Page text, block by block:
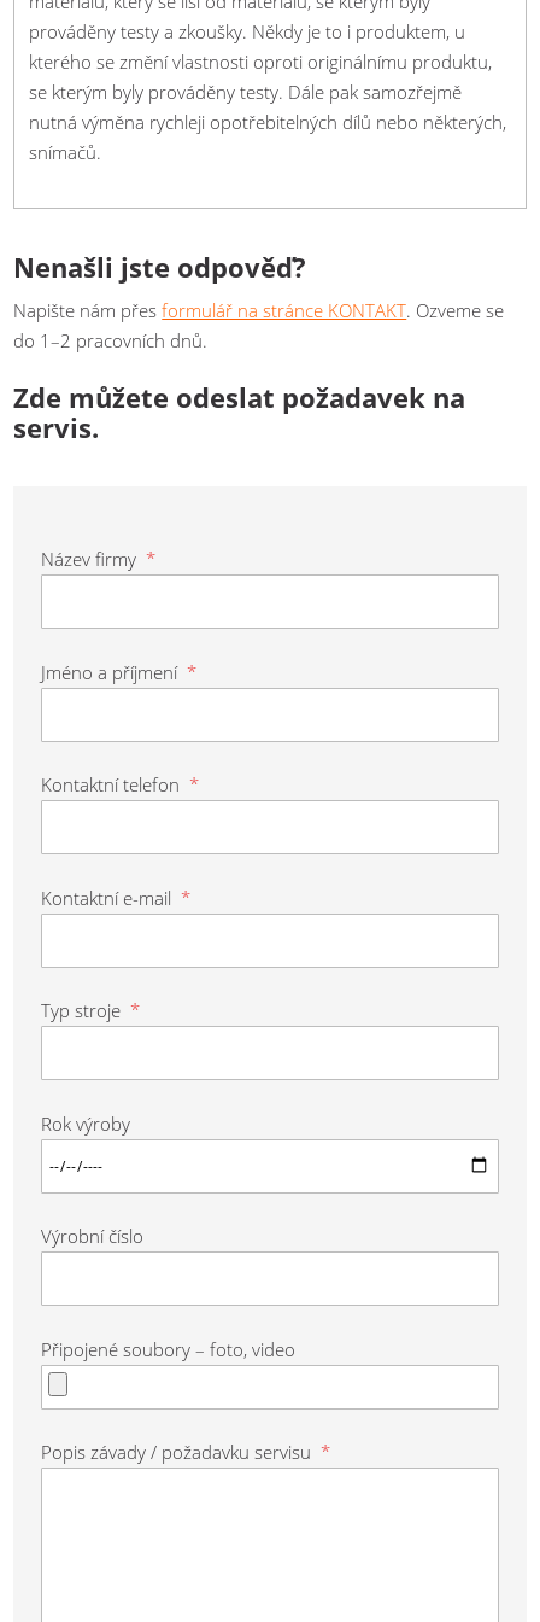
prováděny testy a zkoušky. Někdy je to i produktem, u
kterého se změní vlastnosti oproti originálnímu produktu,
se kterým byly prováděny testy. Dále pak samozřejmě
nutná výměna rychleji opotřebitelných dílů nebo některých,
snímačů.
Nenašli jste odpověď?
Napište nám přesformulář na stránce KONTAKT. Ozveme se
do 1–2 pracovních dnů.
Zde můžete odeslat požadavek na
servis.
Název firmy *
Jméno a příjmení *
Kontaktní telefon *
Kontaktní e-mail *
Typ stroje *
Rok výroby
Výrobní číslo
Připojené soubory – foto, video
Popis závady / požadavku servisu *